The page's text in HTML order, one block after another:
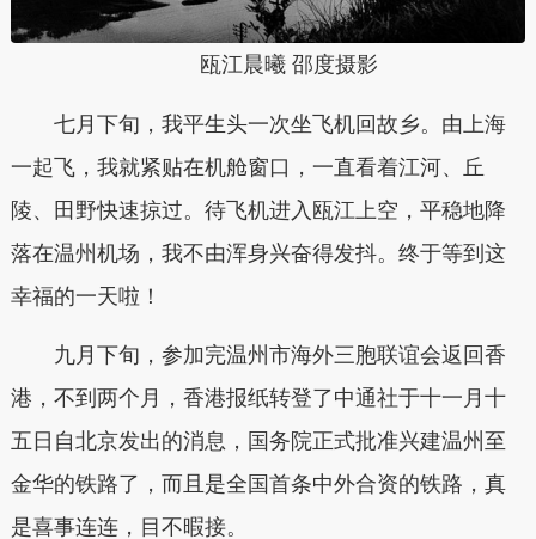
瓯江晨曦 邵度摄影
七月下旬，我平生头一次坐飞机回故乡。由上海
一起飞，我就紧贴在机舱窗口，一直看着江河、丘
陵、田野快速掠过。待飞机进入瓯江上空，平稳地降
落在温州机场，我不由浑身兴奋得发抖。终于等到这
幸福的一天啦！
九月下旬，参加完温州市海外三胞联谊会返回香
港，不到两个月，香港报纸转登了中通社于十一月十
五日自北京发出的消息，国务院正式批准兴建温州至
金华的铁路了，而且是全国首条中外合资的铁路，真
是喜事连连，目不暇接。